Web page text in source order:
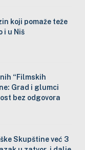
koji pomaže teže
i u Niš
“Filmskih
Grad i glumci
bez odgovora
Skupštine već 3